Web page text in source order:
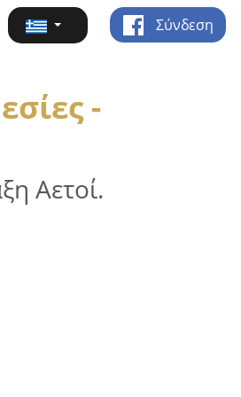
Σύνδεση
-
Αετοί.